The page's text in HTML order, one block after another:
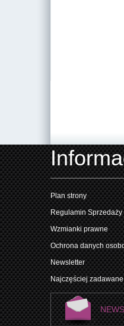
Plan strony
Regulamin Sprzedaży
Wzmianki prawne
Ochrona danych
Newsletter
Najczęściej